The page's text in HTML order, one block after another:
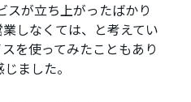
スが立ち上がったばかり
しなくては、と考えてい
を使ってみたこともあり
ました。